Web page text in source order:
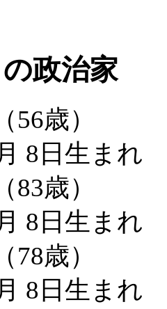
政治家
（56歳）
8日生まれ
（83歳）
8日生まれ
（78歳）
8日生まれ